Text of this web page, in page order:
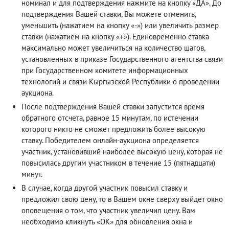
номинал и для подтверждения нажмите на кнопку «ДА». До
подтверждения Вашей ставки, Вы можете отменить,
уменьшить (нажатием на кнопку «-») или увеличить размер
ставки (нажатием на кнопку «+»). Единовременно ставка
максимально может увеличиться на количество шагов,
установленных в приказе Государственного агентства связи
при Государственном комитете информационных
технологий и связи Кыргызской Республики о проведении
аукциона.
После подтверждения Вашей ставки запустится время
обратного отсчета, равное 15 минутам, по истечении
которого никто не сможет предложить более высокую
ставку. Победителем онлайн-аукциона определяется
участник, установивший наиболее высокую цену, которая не
повысилась другим участником в течение 15 (пятнадцати)
минут.
В случае, когда другой участник повысил ставку и
предложил свою цену, то в Вашем окне сверху выйдет окно
оповещения о том, что участник увеличил цену. Вам
необходимо кликнуть «ОК» для обновления окна и